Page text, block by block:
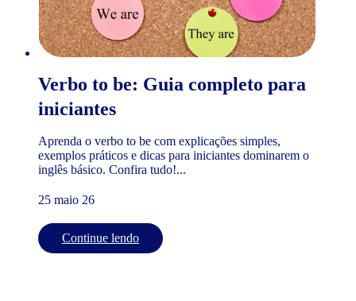
Verbo to be: Guia completo para
iniciantes
Aprenda o verbo to be com explicações simples,
exemplos práticos e dicas para iniciantes dominarem o
inglês básico. Confira tudo!...
25 maio 26
Continue lendo